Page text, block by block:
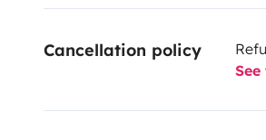
Cancellation policy